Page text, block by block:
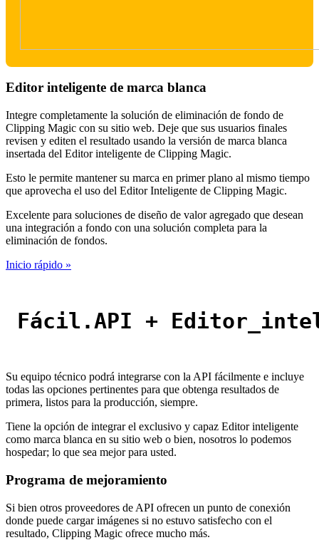
Editor inteligente de marca blanca
Integre completamente la solución de eliminación de fondo de
Clipping Magic con su sitio web. Deje que sus usuarios finales
revisen y editen el resultado usando la versión de marca blanca
insertada del Editor inteligente de Clipping Magic.
Esto le permite mantener su marca en primer plano al mismo tiempo
que aprovecha el uso del Editor Inteligente de Clipping Magic.
Excelente para soluciones de diseño de valor agregado que desean
una integración a fondo con una solución completa para la
eliminación de fondos.
Inicio rápido »
Fácil .API +
Su equipo técnico podrá integrarse con la API fácilmente e incluye
todas las opciones pertinentes para que obtenga resultados de
primera, listos para la producción, siempre.
Tiene la opción de integrar el exclusivo y capaz Editor inteligente
como marca blanca en su sitio web o bien, nosotros lo podemos
hospedar; lo que sea mejor para usted.
Programa de mejoramiento
Si bien otros proveedores de API ofrecen un punto de conexión
donde puede cargar imágenes si no estuvo satisfecho con el
resultado, Clipping Magic ofrece mucho más.